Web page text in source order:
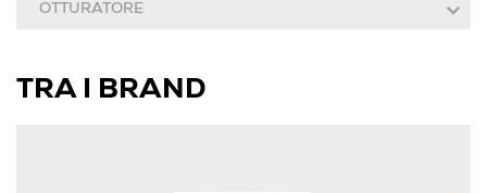
OTTURATORE
TRA I BRAND